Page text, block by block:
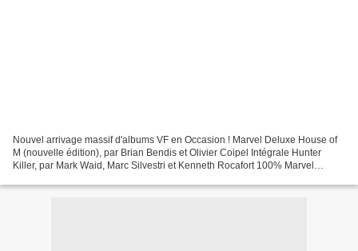
Nouvel arrivage massif d'albums VF en Occasion ! Marvel Deluxe House of
M (nouvelle édition), par Brian Bendis et Olivier Coipel Intégrale Hunter
Killer, par Mark Waid, Marc Silvestri et Kenneth Rocafort 100% Marvel